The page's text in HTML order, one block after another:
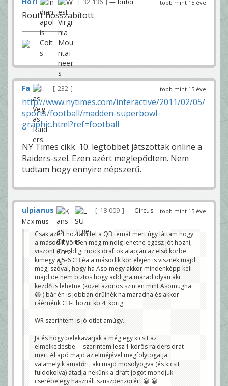
több mint 15 éve
Routt hosszabított
több mint 15 éve
Fa 232
http://www.nytimes.com/interactive/2011/02/05/
sports/football/madden-superbowl-
graphic.html?ref=football
NY Times cikk. 10. legtöbbet játszottak online a
Raiders-szel. Ezen azért meglepődtem. Nem
tudtam hogy ennyire népszerű.
több mint 15 éve
ulpianus 18 009
— Circus
Maximus
Csak azért hoztam fel a QB témát mert úgy láttam hogy
a második körben még mindíg lehetne egész jót hozni,
viszont az eddigi mock draftok alapján az első körbe
kimegy a 5-6 CB éa a második kör elején is visznek majd
még, szóval, hogy ha Aso megy akkor mindenképp kell
majd de nem biztos hogy addigra marad olyan aki
kezdő is lehetne (közel azonos szinten mint Asomugha
😀 ) bár én is jobban örülnék ha maradna és akkor
ráérnénk CB-t hozni kb 4. körig.
WR szerintem is jó ötlet amúgy.
Ja és hogy belekavarjak a még egy kicsit az
elmélkedésbe--- szerintem lesz 1 körös raiders drat
mert Al apó majd az elméjével megfolytogatja
valamelyik amatőrt, aki majd mosolyogva (és kicsit
fuldokolva) átadja nekünk a draft jogot mondjuk
cserébe egy használt szuszpenzorért 😀 😀